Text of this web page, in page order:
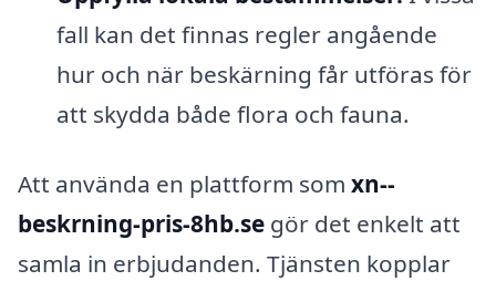
fall kan det finnas regler angående
hur och när beskärning får utföras för
att skydda både flora och fauna.
Att använda en plattform som xn--
beskrning-pris-8hb.se gör det enkelt att
samla in erbjudanden. Tjänsten kopplar